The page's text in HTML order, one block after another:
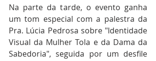
Na parte da tarde, o evento ganha
um tom especial com a palestra da
Pra. Lúcia Pedrosa sobre "Identidade
Visual da Mulher Tola e da Dama da
Sabedoria", seguida por um desfile